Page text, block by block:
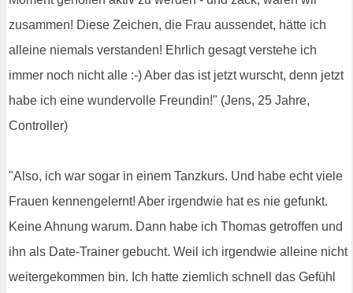
zusammen! Diese Zeichen, die Frau aussendet, hätte ich
alleine niemals verstanden! Ehrlich gesagt verstehe ich
immer noch nicht alle :-) Aber das ist jetzt wurscht, denn jetzt
habe ich eine wundervolle Freundin!" (Jens, 25 Jahre,
Controller)
"Also, ich war sogar in einem Tanzkurs. Und habe echt viele
Frauen kennengelernt! Aber irgendwie hat es nie gefunkt.
Keine Ahnung warum. Dann habe ich Thomas getroffen und
ihn als Date-Trainer gebucht. Weil ich irgendwie alleine nicht
weitergekommen bin. Ich hatte ziemlich schnell das Gefühl